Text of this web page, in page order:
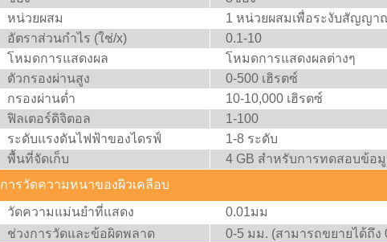
หน่วยผสม
1 หน่วยผสมเพื่อระงับสัญญ
อัตราส่วนกำไร (ใช่/x)
0.1-10
โหมดการแสดงผล
โหมดการแสดงผลต่างๆ
ตัวกรองผ่านสูง
0-500 เฮิรตซ์
กรองผ่านต่ำ
10-10,000 เฮิรตซ์
ฟิลเตอร์ดิจิตอล
1-100
ระดับแรงดันไฟฟ้าของไดรฟ์
1-8 ระดับ
พื้นที่จัดเก็บ
4 GB สำหรับการทดสอบข้อ
การวัดความหนาของผิวเคลือบ
วัดความแม่นยำที่แสดง
0.01มม
ช่วงการวัดและข้อผิดพลาด
0-5 มม. (สามารถขยายได้ถึ